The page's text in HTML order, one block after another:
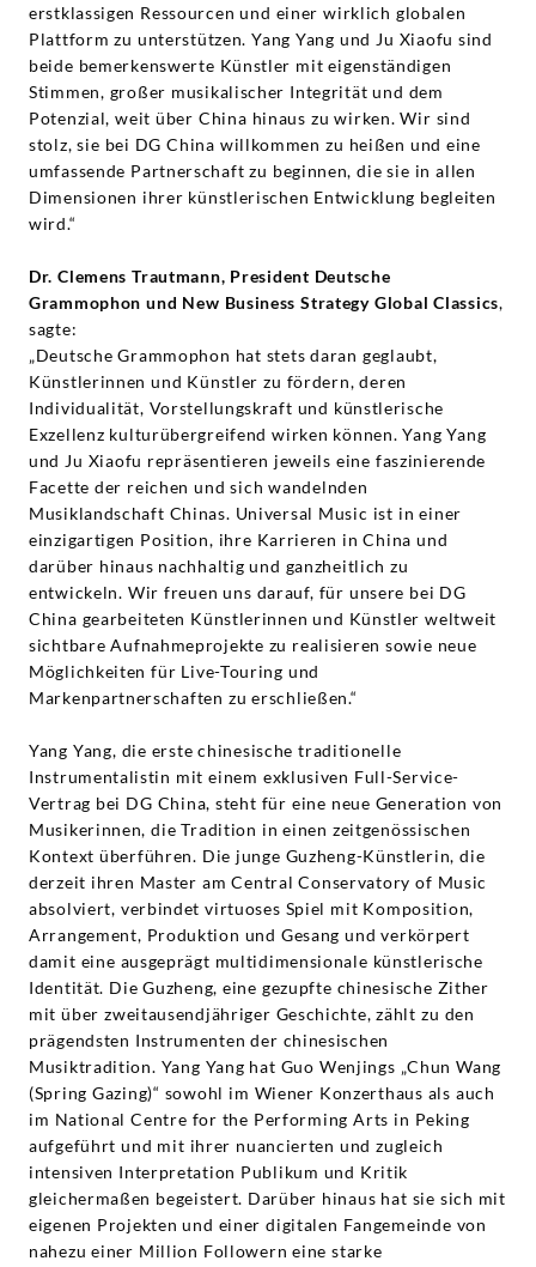
erstklassigen Ressourcen und einer wirklich globalen
Plattform zu unterstützen. Yang Yang und Ju Xiaofu sind
beide bemerkenswerte Künstler mit eigenständigen
Stimmen, großer musikalischer Integrität und dem
Potenzial, weit über China hinaus zu wirken. Wir sind
stolz, sie bei DG China willkommen zu heißen und eine
umfassende Partnerschaft zu beginnen, die sie in allen
Dimensionen ihrer künstlerischen Entwicklung begleiten
wird.“
Dr. Clemens Trautmann, President Deutsche
Grammophon und New Business Strategy Global Classics,
sagte:
„Deutsche Grammophon hat stets daran geglaubt,
Künstlerinnen und Künstler zu fördern, deren
Individualität, Vorstellungskraft und künstlerische
Exzellenz kulturübergreifend wirken können. Yang Yang
und Ju Xiaofu repräsentieren jeweils eine faszinierende
Facette der reichen und sich wandelnden
Musiklandschaft Chinas. Universal Music ist in einer
einzigartigen Position, ihre Karrieren in China und
darüber hinaus nachhaltig und ganzheitlich zu
entwickeln. Wir freuen uns darauf, für unsere bei DG
China gearbeiteten Künstlerinnen und Künstler weltweit
sichtbare Aufnahmeprojekte zu realisieren sowie neue
Möglichkeiten für Live-Touring und
Markenpartnerschaften zu erschließen.“
Yang Yang, die erste chinesische traditionelle
Instrumentalistin mit einem exklusiven Full-Service-
Vertrag bei DG China, steht für eine neue Generation von
Musikerinnen, die Tradition in einen zeitgenössischen
Kontext überführen. Die junge Guzheng-Künstlerin, die
derzeit ihren Master am Central Conservatory of Music
absolviert, verbindet virtuoses Spiel mit Komposition,
Arrangement, Produktion und Gesang und verkörpert
damit eine ausgeprägt multidimensionale künstlerische
Identität. Die Guzheng, eine gezupfte chinesische Zither
mit über zweitausendjähriger Geschichte, zählt zu den
prägendsten Instrumenten der chinesischen
Musiktradition. Yang Yang hat Guo Wenjings „Chun Wang
(Spring Gazing)“ sowohl im Wiener Konzerthaus als auch
im National Centre for the Performing Arts in Peking
aufgeführt und mit ihrer nuancierten und zugleich
intensiven Interpretation Publikum und Kritik
gleichermaßen begeistert. Darüber hinaus hat sie sich mit
eigenen Projekten und einer digitalen Fangemeinde von
nahezu einer Million Followern eine starke